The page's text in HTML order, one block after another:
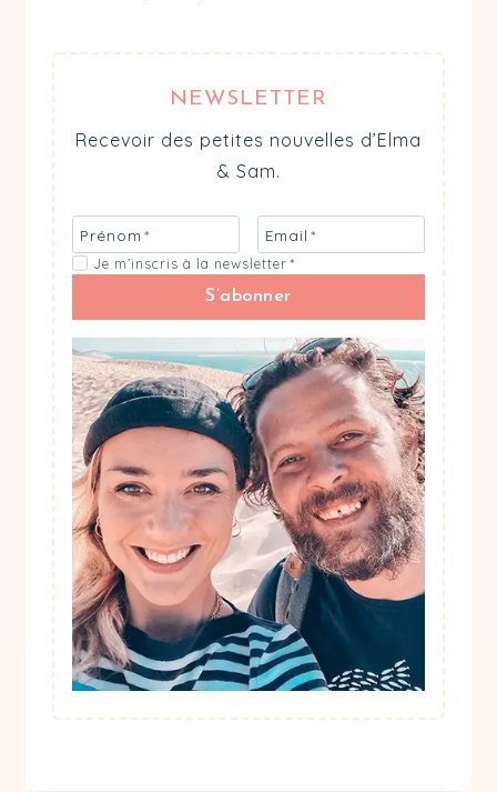
NEWSLETTER
Recevoir des petites nouvelles d’Elma
& Sam.
Prénom * Email *
Je m’inscris à la newsletter *
S’abonner